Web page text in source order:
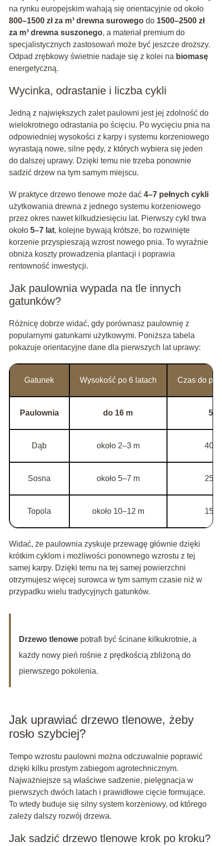
na rynku europejskim wahają się orientacyjnie od około
800–1500 zł za m³ drewna surowegodo 1500–2500 zł
za m³ drewna suszonego, a materiał premium do
specjalistycznych zastosowań może być jeszcze droższy.
Odpad zrębkowy świetnie nadaje się z kolei na biomasę
energetyczną.
Wycinka, odrastanie i liczba cykli
Jedną z największych zalet paulowni jest jej zdolność do
wielokrotnego odrastania po ścięciu. Po wycięciu pnia na
odpowiedniej wysokości z karpy i systemu korzeniowego
wyrastają nowe, silne pędy, z których wybiera się jeden
do dalszej uprawy. Dzięki temu nie trzeba ponownie
sadzić drzew na tym samym miejscu.
W praktyce drzewo tlenowe może dać 4–7 pełnych cykli
użytkowania drewna z jednego systemu korzeniowego
przez okres nawet kilkudziesięciu lat. Pierwszy cykl trwa
około 5–7 lat, kolejne bywają krótsze, bo rozwinięte
korzenie przyspieszają wzrost nowego pnia. To wyraźnie
obniża koszty prowadzenia plantacji i poprawia
rentowność inwestycji.
Jak paulownia wypada na tle innych
gatunków?
Różnicę dobrze widać, gdy porównasz paulownię z
popularnymi gatunkami użytkowymi. Poniższa tabela
pokazuje orientacyjne dane dla pierwszych lat uprawy:
Gatunek Wysokość po 6 latach Czas do
Paulownia do 16 m
Dąb około 2–3 m
Sosna około 5–7 m
Topola około 10–12 m
Widać, że paulownia zyskuje przewagę głównie dzięki
krótkim cyklom i możliwości ponownego wzrostu z tej
samej karpy. Dzięki temu na tej samej powierzchni
otrzymujesz więcej surowca w tym samym czasie niż w
przypadku wielu tradycyjnych gatunków.
Drzewo tlenowepotrafi być ścinane kilkukrotnie, a
każdy nowy pień rośnie z prędkością zbliżoną do
pierwszego pokolenia.
Jak uprawiać drzewo tlenowe, żeby
rosło szybciej?
Tempo wzrostu paulowni można odczuwalnie poprawić
dzięki kilku prostym zabiegom agrotechnicznym.
Najważniejsze są właściwe sadzenie, pielęgnacja w
pierwszych dwóch latach i prawidłowe cięcie formujące.
To wtedy buduje się silny system korzeniowy, od którego
zależy dalszy rozwój drzewa.
Jak sadzić drzewo tlenowe krok po kroku?